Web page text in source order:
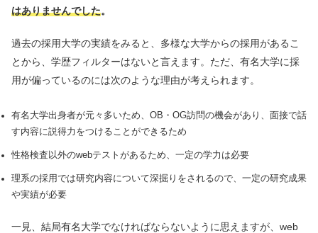
はありませんでした。
過去の採用大学の実績をみると、多様な大学からの採用があるこ
とから、学歴フィルターはないと言えます。ただ、有名大学に採
用が偏っているのには次のような理由が考えられます。
有名大学出身者が元々多いため、OB・OG訪問の機会があり、面接で話
す内容に説得力をつけることができるため
性格検査以外のwebテストがあるため、一定の学力は必要
理系の採用では研究内容について深掘りをされるので、一定の研究成果
や実績が必要
一見、結局有名大学でなければならないように思えますが、web